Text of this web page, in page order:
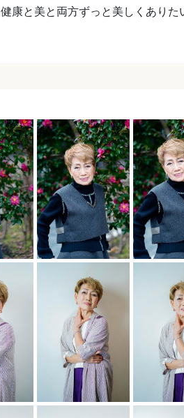
健康と美と両方ずっと美しくありた